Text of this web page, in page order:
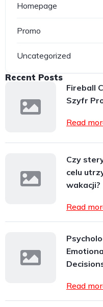
Homepage
Promo
Uncategorized
Recent Posts
Fireball
Szyfr
Read
Czy
celu
wakacji?
Read
Read